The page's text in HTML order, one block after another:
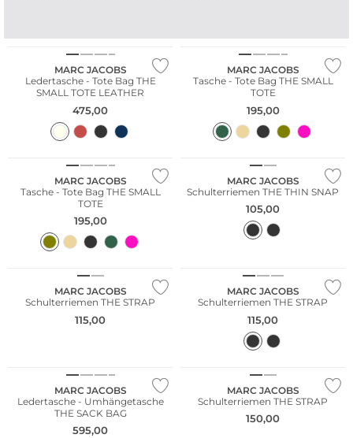
MARC JACOBS
Ledertasche - Tote Bag THE
SMALL TOTE LEATHER
475,00
MARC JACOBS
Tasche - Tote Bag THE SMALL
TOTE
195,00
MARC JACOBS
Tasche - Tote Bag THE SMALL
TOTE
195,00
MARC JACOBS
Schulterriemen THE THIN SNAP
105,00
MARC JACOBS
Schulterriemen THE STRAP
115,00
MARC JACOBS
Schulterriemen THE STRAP
115,00
MARC JACOBS
Ledertasche - Umhängetasche
THE SACK BAG
595,00
MARC JACOBS
Schulterriemen THE STRAP
150,00